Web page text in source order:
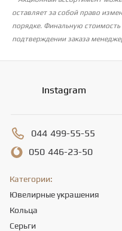
оставляет за собой право
порядке. Финальную
подтверждении заказа
Instagram
044 499-55-55
050 446-23-50
Категории:
Ювелирные украшения
Кольца
Серьги